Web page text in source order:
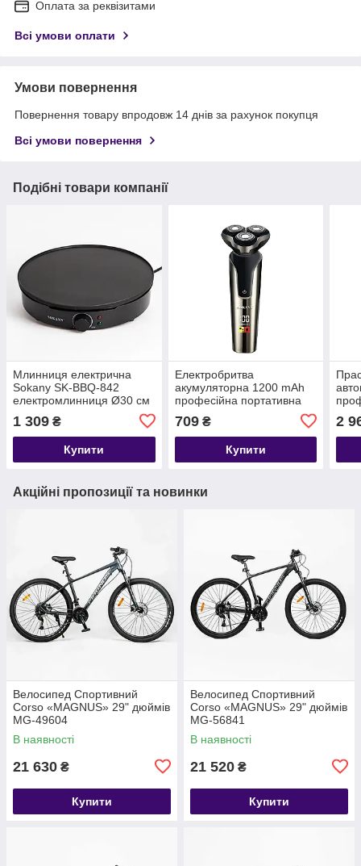
Оплата за реквізитами
Всі умови оплати
Умови повернення
Повернення товару впродовж 14 днів за рахунок покупця
Всі умови повернення
Подібні товари компанії
Млинниця електрична
Sokany SK-BBQ-842
електромлинниця Ø30 см
для дому професійна
1 309 ₴
Купити
Електробритва
акумуляторна 1200 mAh
професійна портативна
Sokany SK-16040
709₴
Купити
2
Акційні пропозиції та новинки
Велосипед Спортивний
Corso «MAGNUS» 29" дюймів
MG-49604
В наявності
21 630 ₴
Купити
Велосипед Спортивний
Corso «MAGNUS» 29" дюймів
MG-56841
В наявності
21 520 ₴
Купити